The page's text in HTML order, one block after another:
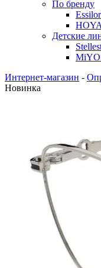
По бренду
Essilor
HOYA
Детские
Интернет-магазин -
Новинка